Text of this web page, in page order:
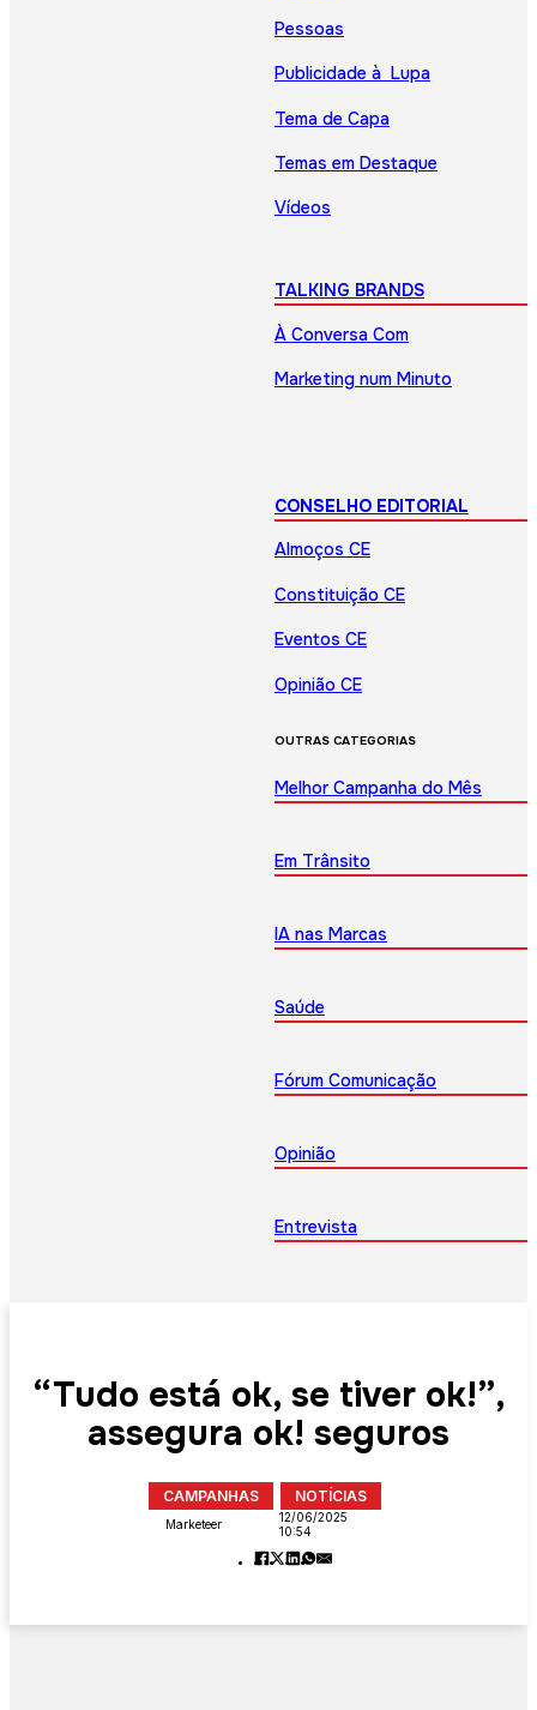
Pessoas
Publicidade à Lupa
Tema de Capa
Temas em Destaque
Vídeos
TALKING BRANDS
À Conversa Com
Marketing num Minuto
CONSELHO EDITORIAL
Almoços CE
Constituição CE
Eventos CE
Opinião CE
OUTRAS CATEGORIAS
Melhor Campanha do Mês
Em Trânsito
IA nas Marcas
Saúde
Fórum Comunicação
Opinião
Entrevista
“Tudo está ok, se tiver ok!”,
assegura ok! seguros
CAMPANHAS NOTÍCIAS
Marketeer
12/06/2025
10:54